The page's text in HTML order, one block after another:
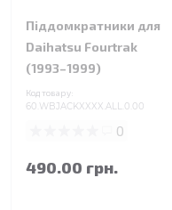
Піддомкратники для
Daihatsu Fourtrak
(1993–1999)
Код товару:
60.WBJACKXXXX.ALL.0.00
0
490.00 грн.